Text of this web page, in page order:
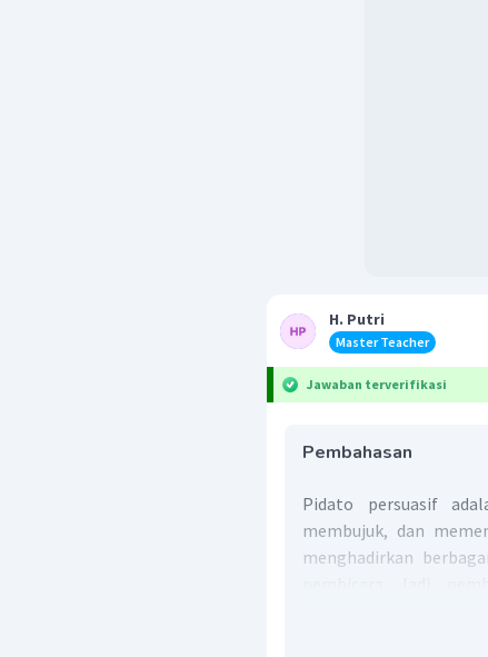
H. Putri
Master Teacher
Jawaban terverifikasi
Pembahasan
Pidato persuasif
membujuk, dan
menghadirkan
dengan kata-kata yang